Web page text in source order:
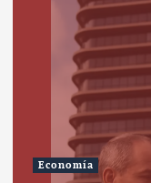
Economía